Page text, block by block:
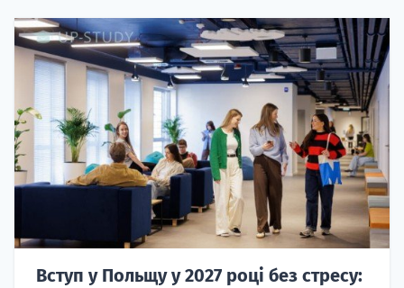
Вступ у Польщу у 2027 році без стресу: